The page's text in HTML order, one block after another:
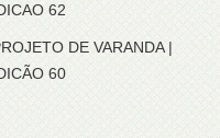
62
DE VARANDA |
60